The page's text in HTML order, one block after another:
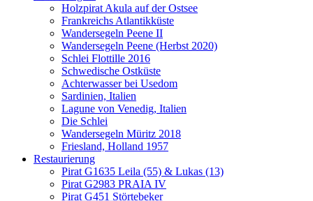
Holzpirat Akula auf der Ostsee
Frankreichs Atlantikküste
Wandersegeln Peene II
Wandersegeln Peene (Herbst 2020)
Schlei Flottille 2016
Schwedische Ostküste
Achterwasser bei Usedom
Sardinien, Italien
Lagune von Venedig, Italien
Die Schlei
Wandersegeln Müritz 2018
Friesland, Holland 1957
Restaurierung
Pirat G1635 Leila (55) & Lukas (13)
Pirat G2983 PRAIA IV
Pirat G451 Störtebeker